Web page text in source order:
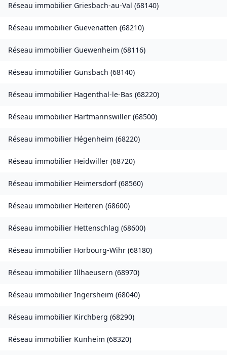
Réseau immobilier Griesbach-au-Val (68140)
Réseau immobilier Guevenatten (68210)
Réseau immobilier Guewenheim (68116)
Réseau immobilier Gunsbach (68140)
Réseau immobilier Hagenthal-le-Bas (68220)
Réseau immobilier Hartmannswiller (68500)
Réseau immobilier Hégenheim (68220)
Réseau immobilier Heidwiller (68720)
Réseau immobilier Heimersdorf(68560)
Réseau immobilier Heiteren (68600)
Réseau immobilier Hettenschlag (68600)
Réseau immobilier Horbourg-Wihr (68180)
Réseau immobilier Illhaeusern (68970)
Réseau immobilier Ingersheim (68040)
Réseau immobilier Kirchberg (68290)
Réseau immobilier Kunheim (68320)